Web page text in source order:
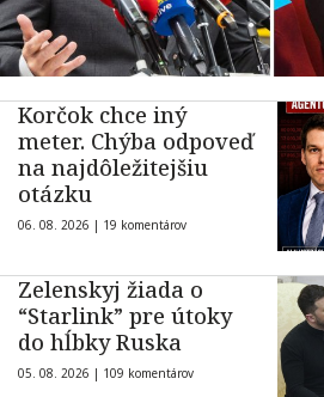
Korčok chce iný
meter. Chýba odpoveď
na najdôležitejšiu
otázku
06. 08. 2026 | 19 komentárov
Zelenskyj žiada o
“Starlink” pre útoky
do hĺbky Ruska
05. 08. 2026 | 109 komentárov